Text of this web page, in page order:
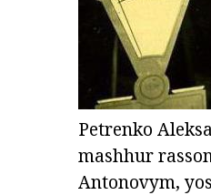
Petrenko
mashhur
Antonovym,